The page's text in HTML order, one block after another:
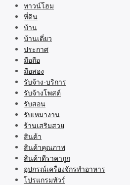
ทาวน์โฮม
ที่ดิน
บ้าน
บ้านเดี่ยว
ประกาศ
มือถือ
มือสอง
รับจ้าง-บริการ
รับจ้างโพสต์
รับสอน
รับเหมางาน
ร้านเสริมสวย
สินค้า
สินค้าคุณภาพ
สินค้าดีราคาถูก
อุปกรณ์เครื่องจักรทำอาหาร
โปรแกรมทัวร์